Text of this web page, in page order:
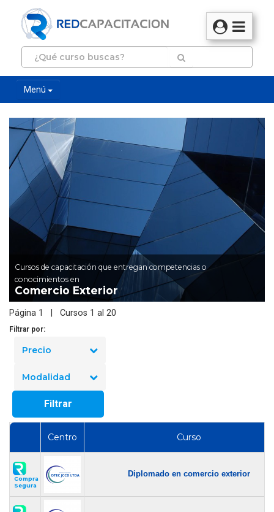
Menú
Cursos de capacitación que entregan competencias o
conocimientos en
Comercio Exterior
Página 1 | Cursos 1 al 20
Filtrar por:
Precio
Modalidad
Filtrar
Centro Curso
Compra
Segura
Diplomado en comercio exterior